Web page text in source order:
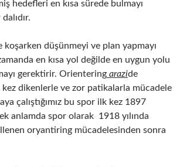
hedefleri en kısa sürede bulmayı
düşünmeyi ve plan yapmayı
en kısa yol değilde en uygun yolu
gerektirir. Orientering arazide
dikenlerle ve zor patikalarla mücadele
çalıştığımız bu spor ilk kez 1897
anlamda spor olarak 1918 yılında
oryantiring mücadelesinden sonra